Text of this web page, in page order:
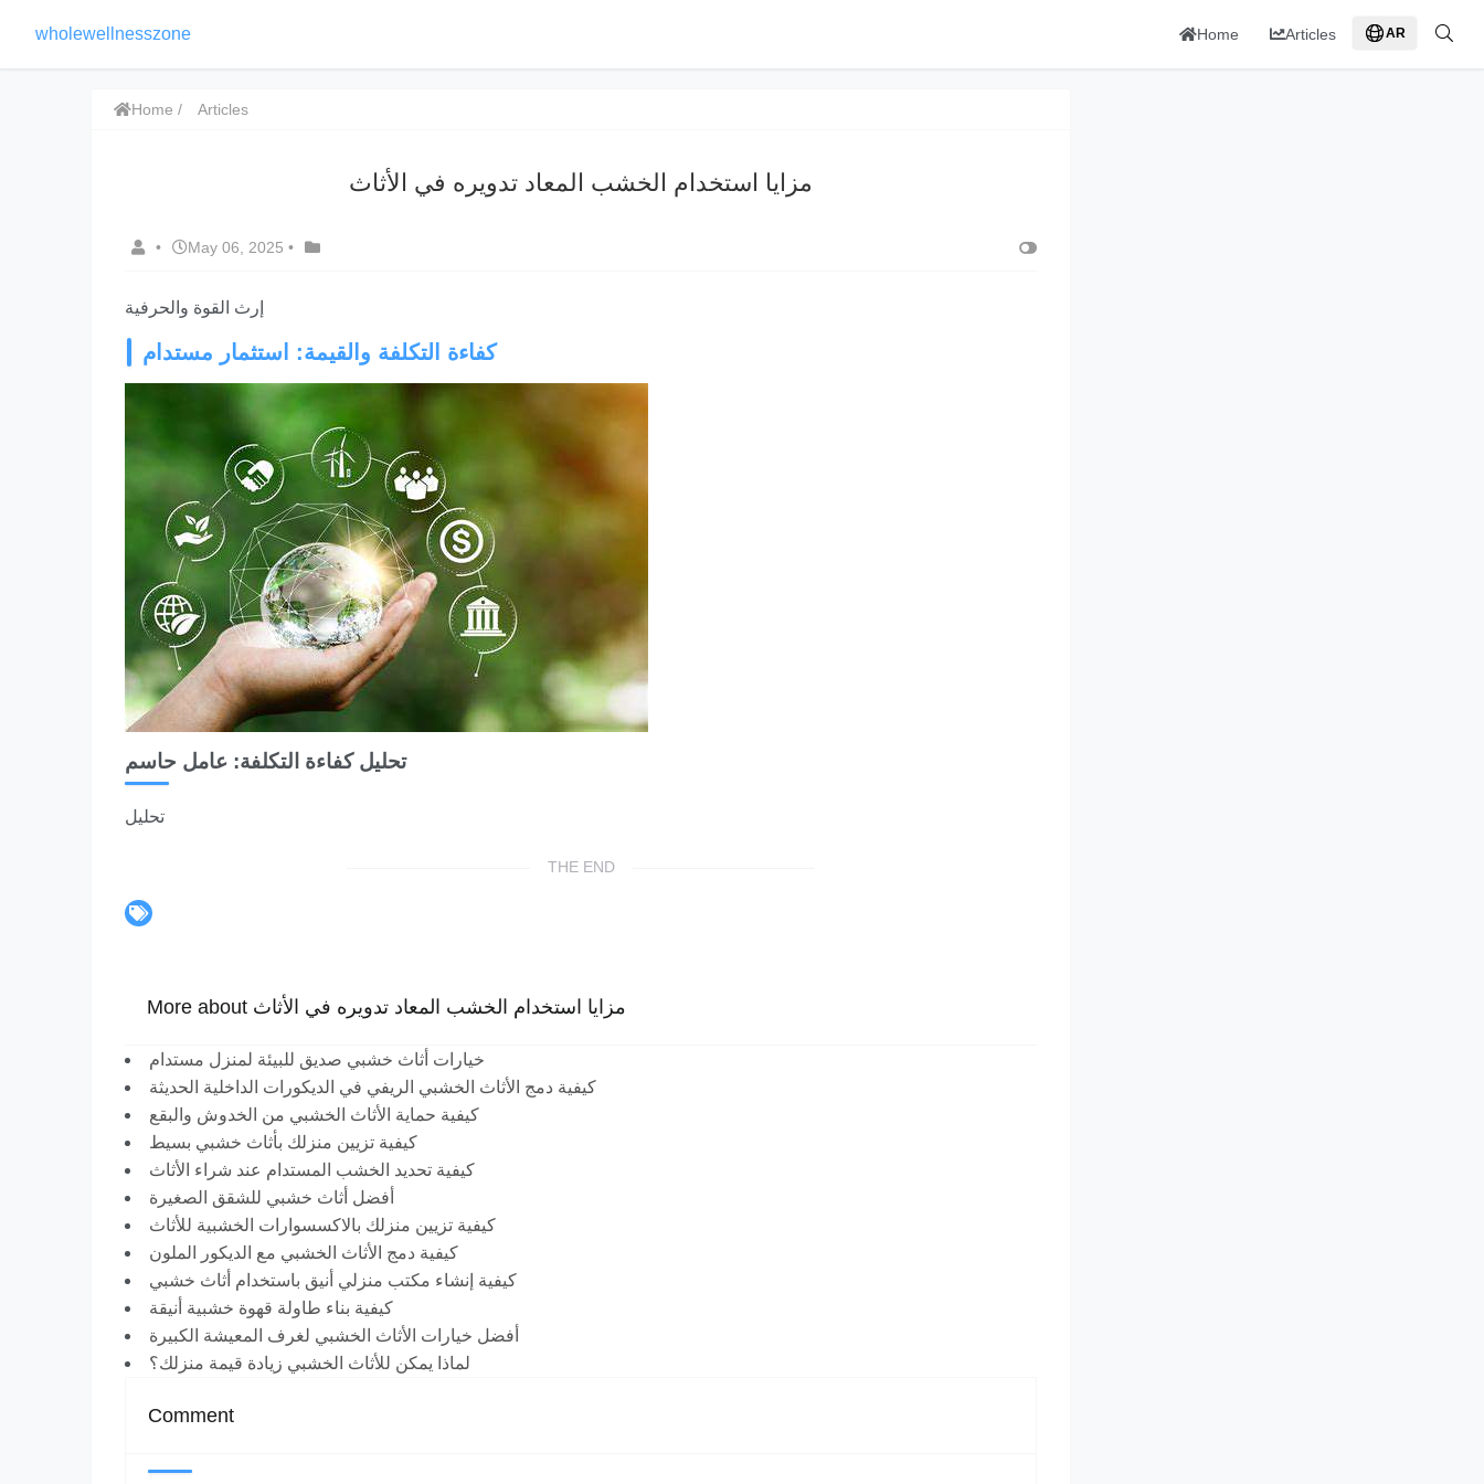
wholewellnesszone Home Articles AR
Home Articles
مزايا استخدام الخشب المعاد تدويره في الأثاث
• May 06, 2025 •
إرث القوة والحرفية
كفاءة التكلفة والقيمة: استثمار مستدام
تحليل كفاءة التكلفة: عامل حاسم
تحليل
THE END
More about مزايا استخدام الخشب المعاد تدويره في الأثاث
خيارات أثاث خشبي صديق للبيئة لمنزل مستدام
كيفية دمج الأثاث الخشبي الريفي في الديكورات الداخلية الحديثة
كيفية حماية الأثاث الخشبي من الخدوش والبقع
كيفية تزيين منزلك بأثاث خشبي بسيط
كيفية تحديد الخشب المستدام عند شراء الأثاث
أفضل أثاث خشبي للشقق الصغيرة
كيفية تزيين منزلك بالاكسسوارات الخشبية للأثاث
كيفية دمج الأثاث الخشبي مع الديكور الملون
كيفية إنشاء مكتب منزلي أنيق باستخدام أثاث خشبي
كيفية بناء طاولة قهوة خشبية أنيقة
أفضل خيارات الأثاث الخشبي لغرف المعيشة الكبيرة
لماذا يمكن للأثاث الخشبي زيادة قيمة منزلك؟
Comment